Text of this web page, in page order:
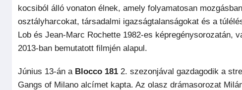
kocsiból álló vonaton élnek, amely folyamatosan
osztályharcokat, társadalmi igazságtalanságokat és a
Lob és Jean-Marc Rochette 1982-es képregénysorozatán,
2013-ban bemutatott filmjén alapul.
Június 13-án a Blocco 181 2. szezonjával gazdagodik a
Gangs of Milano alcímet kapta. Az olasz drámasorozat